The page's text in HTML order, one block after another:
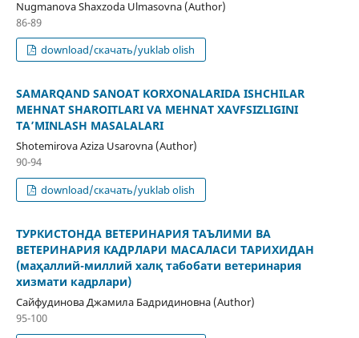
Nugmanova Shaxzoda Ulmasovna (Author)
86-89
download/скачать/yuklab olish
SAMARQAND SANOAT KORXONALARIDA ISHCHILAR
MEHNAT SHAROITLARI VA MEHNAT XAVFSIZLIGINI
TA’MINLASH MASALALARI
Shotemirova Aziza Usarovna (Author)
90-94
download/скачать/yuklab olish
ТУРКИСТОНДА ВЕТЕРИНАРИЯ ТАЪЛИМИ ВА
ВЕТЕРИНАРИЯ КАДРЛАРИ МАСАЛАСИ ТАРИХИДАН
(маҳаллий-миллий халқ табобати ветеринария
хизмати кадрлари)
Сайфудинова Джамила Бадридиновна (Author)
95-100